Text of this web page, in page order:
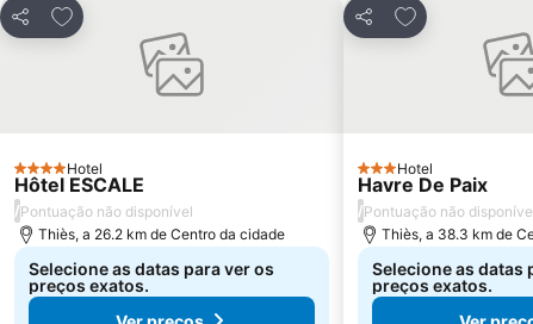
Partilhar
Adicionar aos favoritos
4 Estrelas
Hotel
Hôtel ESCALE
/Pontuação não disponível
Thiès, a 26.2 km de Centro da cidade
Selecione as datas para ver os
preços exatos.
Partilhar
Adicionar aos
3 Estrelas
Hotel
Havre De Paix
/Pontuação não
Thiès, a 38.3 km de
Selecione as datas
preços exatos.